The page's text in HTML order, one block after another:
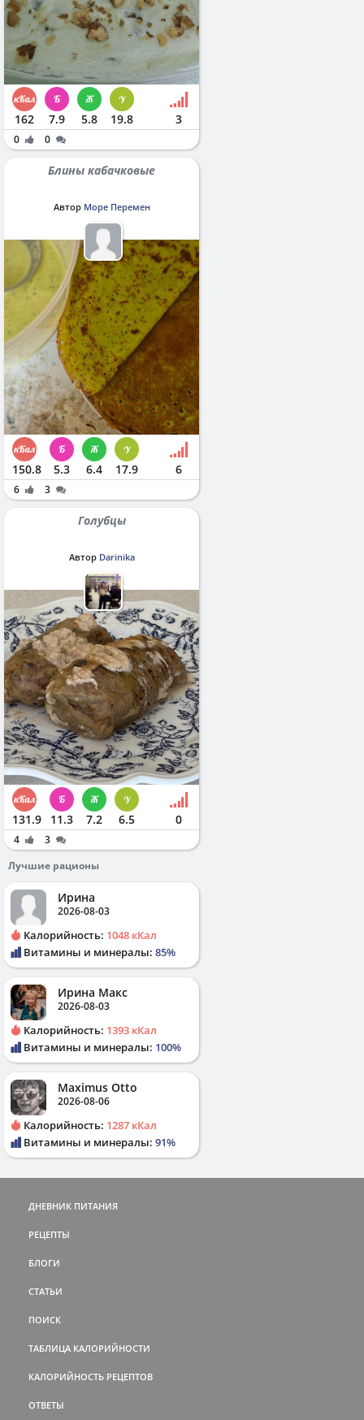
162 7.9 5.8 19.8 3
0 0
Блины кабачковые
Автор Море Перемен
150.8 5.3 6.4 17.9 6
6 3
Голубцы
Автор Darinika
131.9 11.3 7.2 6.5 0
4
3
Лучшие рационы
Ирина
2026-08-03
Калорийность: 1048 кКал
Витамины и минералы: 85%
Ирина Макс
2026-08-03
Калорийность: 1393 кКал
Витамины и минералы: 100%
Maximus Otto
2026-08-06
Калорийность: 1287 кКал
Витамины и минералы: 91%
ДНЕВНИК ПИТАНИЯ
РЕЦЕПТЫ
БЛОГИ
СТАТЬИ
ПОИСК
ТАБЛИЦА КАЛОРИЙНОСТИ
КАЛОРИЙНОСТЬ РЕЦЕПТОВ
ОТВЕТЫ